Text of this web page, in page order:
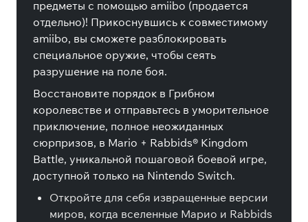
предметы с помощью amiibo (продается
отдельно)! Прикоснувшись к совместимому
amiibo, вы сможете разблокировать
специальное оружие, чтобы сеять
разрушение на поле боя.
Восстановите порядок в Грибном
королевстве и отправьтесь в уморительное
приключение, полное неожиданных
сюрпризов, в Mario + Rabbids® Kingdom
Battle, уникальной пошаговой боевой игре,
доступной только на Nintendo Switch.
Откройте для себя извращенные версии
миров, когда вселенные Марио и Rabbids